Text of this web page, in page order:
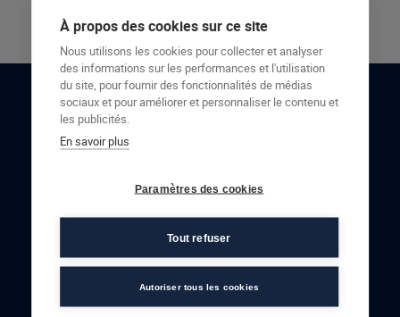
RESTONS EN CONTACT
À propos des cookies sur ce site
Nous utilisons les cookies pour collecter et analyser
des informations sur les performances et l'utilisation
du site, pour fournir des fonctionnalités de médias
sociaux et pour améliorer et personnaliser le contenu et
les publicités.
En savoir plus
Paramètres des cookies
Tout refuser
Autoriser tous les cookies